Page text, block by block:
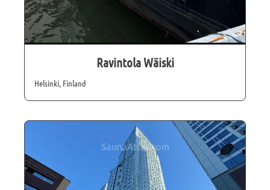
Ravintola Wäiski
Helsinki, Finland